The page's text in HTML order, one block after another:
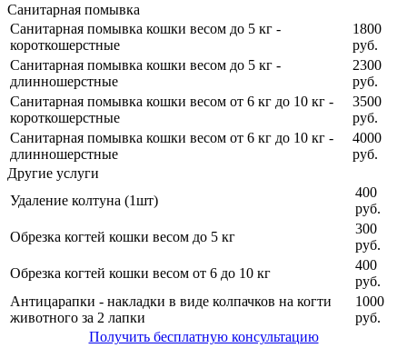
Санитарная помывка
Санитарная помывка кошки весом до 5 кг -
короткошерстные
1800
руб.
Санитарная помывка кошки весом до 5 кг -
длинношерстные
2300
руб.
Санитарная помывка кошки весом от 6 кг до 10 кг -
короткошерстные
3500
руб.
Санитарная помывка кошки весом от 6 кг до 10 кг -
длинношерстные
4000
руб.
Другие услуги
Удаление колтуна (1шт)
400
руб.
Обрезка когтей кошки весом до 5 кг
300
руб.
Обрезка когтей кошки весом от 6 до 10 кг
400
руб.
Антицарапки - накладки в виде колпачков на когти
животного за 2 лапки
1000
руб.
Получить бесплатную консультацию